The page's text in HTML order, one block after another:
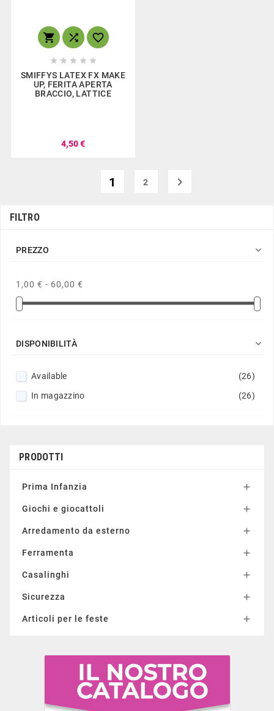
  
    
SMIFFYS LATEX FX MAKE
UP, FERITA APERTA
BRACCIO, LATTICE
4,50 €
1 2 
FILTRO
PREZZO 
1,00 € - 60,00 €
DISPONIBILITÀ 
Available
(26)
In magazzino
(26)
PRODOTTI
Prima Infanzia 
Giochi e giocattoli 
Arredamento da esterno 
Ferramenta 
Casalinghi 
Sicurezza 
Articoli per le feste 